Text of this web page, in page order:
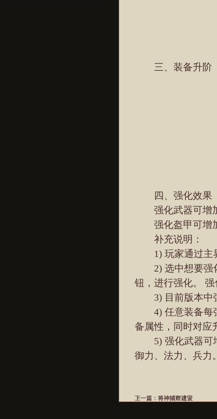
三、装备升阶
四、强化效果
强化武器可增加
强化盔甲可增加
补充说明：
1) 玩家通过主
2) 选中想要强化
钮，进行强化。
3) 目前版本中强
4) 任意装备每强
备属性，同时对应
5) 强化武器可增
御力、法力、兵力
上一篇：将神招财进宝
下一篇：将神城市建设